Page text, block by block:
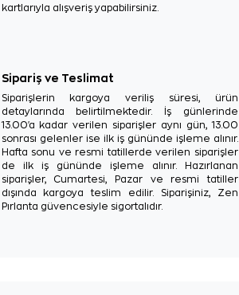
kartlarıyla alışveriş yapabilirsiniz.
Sipariş ve Teslimat
Siparişlerin kargoya veriliş süresi, ürün
detaylarında belirtilmektedir. İş günlerinde
13.00'a kadar verilen siparişler aynı gün, 13.00
sonrası gelenler ise ilk iş gününde işleme alınır.
Hafta sonu ve resmi tatillerde verilen siparişler
de ilk iş gününde işleme alınır. Hazırlanan
siparişler, Cumartesi, Pazar ve resmi tatiller
dışında kargoya teslim edilir. Siparişiniz, Zen
Pırlanta güvencesiyle sigortalıdır.